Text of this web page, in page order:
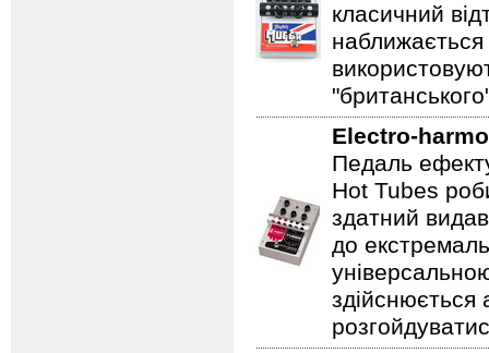
класичний
Electro-
Педаль
Hot Tubes
здатний
до